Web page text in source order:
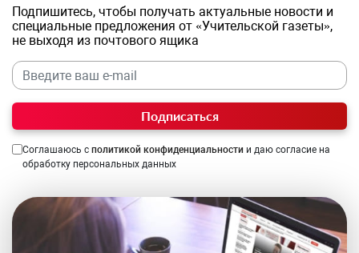
Подпишитесь, чтобы получать актуальные новости и
специальные предложения от «Учительской газеты»,
не выходя из почтового ящика
Подписаться
Соглашаюсь с политикой конфиденциальности и даю согласие на
обработку персональных данных